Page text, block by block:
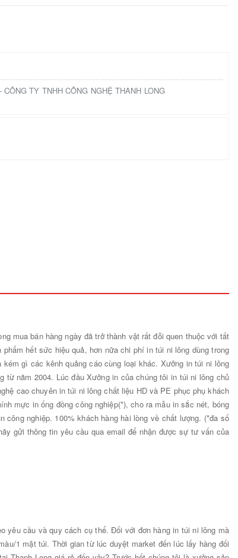
TY TNHH CÔNG NGHỆ THANH LONG
mua bán hàng ngày đã trở thành vật rất đỗi quen thuộc với tất
hết sức hiệu quả, hơn nữa chi phí in túi ni lông dùng trong
gì các kênh quảng cáo cùng loại khác. Xưởng in túi ni lông
từ năm 2004. Lúc đầu Xưởng in của chúng tôi in túi ni lông chủ
cao chuyên in túi ni lông chất liệu HD và PE phục phụ khách
mực in ống đồng công nghiệp(*), cho ra mẫu in sắc nét, bóng
nghiệp. 100% khách hàng hài lòng về chất lượng. (*đa số
gửi thông tin yêu cầu qua email để nhận được sự tư vấn của
yêu cầu và quy cách cụ thể. Đối với đơn hàng in túi ni lông mà
1 mặt túi. Thời gian từ lúc duyệt market đến lúc lấy hàng đối